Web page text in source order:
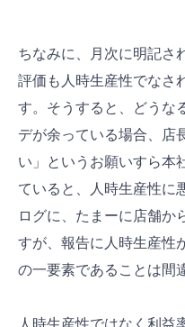
ちなみに、月次に明記さ
評価も人時生産性でなさ
す。そうすると、どうな
デが余っている場合、店
い」というお願いすら本
ていると、人時生産性に
ログに、たまーに店舗か
すが、報告に人時生産性
の一要素であることは間
人時生産性ではなく利益